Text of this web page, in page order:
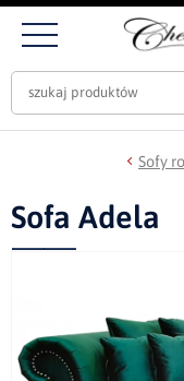
Sofy
Sofa Adela